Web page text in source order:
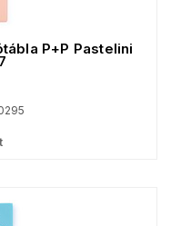
P+P Pastelini